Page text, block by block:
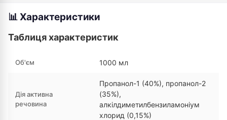
📊 Характеристики
Таблиця характеристик
Об'єм 1000 мл
Дія активна
речовина
Пропанол-1 (40%), пропанол-2
(35%),
алкілдиметилбензиламоніум
хлорид (0,15%)